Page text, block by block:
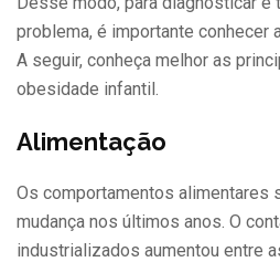
problema, é importante conhecer
A seguir, conheça melhor as
obesidade infantil.
Alimentação
Os comportamentos alimentares
mudança nos últimos anos. O
industrializados aumentou entre